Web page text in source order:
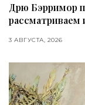
Дрю Бэрримор
рассматриваем
3 АВГУСТА, 2026